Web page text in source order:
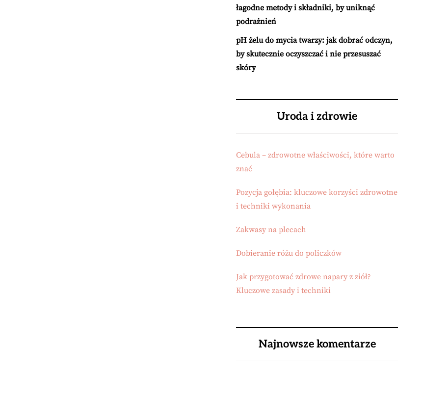
łagodne metody i składniki, by uniknąć
podrażnień
pH żelu do mycia twarzy: jak dobrać odczyn,
by skutecznie oczyszczać i nie przesuszać
skóry
Uroda i zdrowie
Cebula – zdrowotne właściwości, które warto
znać
Pozycja gołębia: kluczowe korzyści zdrowotne
i techniki wykonania
Zakwasy na plecach
Dobieranie różu do policzków
Jak przygotować zdrowe napary z ziół?
Kluczowe zasady i techniki
Najnowsze komentarze